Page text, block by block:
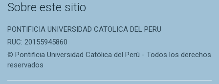
Sobre este sitio
PONTIFICIA UNIVERSIDAD CATOLICA DEL PERU
RUC: 20155945860
© Pontificia Universidad Católica del Perú - Todos los derechos
reservados